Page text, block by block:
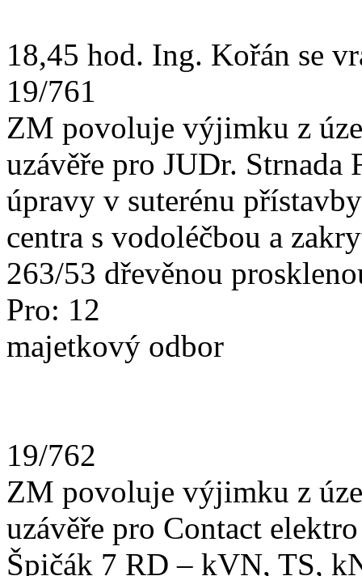
18,45 hod. Ing. Kořán se
19/761
ZM povoluje výjimku z
uzávěře pro JUDr. Strnada
úpravy v suterénu
centra s vodoléčbou a
263/53 dřevěnou
Pro: 12
majetkový odbor
19/762
ZM povoluje výjimku z
uzávěře pro Contact
Špičák 7 RD – kVN, TS,